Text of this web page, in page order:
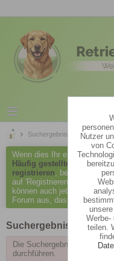
Suchergebnisse
Wenn dies Ihr erster
Häufig gestellte Fragen
registrieren, bevor Sie
auf 'Registrieren', um den
können auch jetzt schon
Forum aus, das Sie am
Suchergebnisse
Die Suchergebnisse sind
durchführen.
Nutzer
von
Werbe-
teilen.